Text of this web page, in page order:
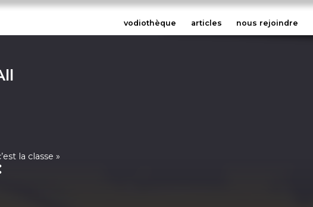
vodiothèque articles nous rejoindre
la classe »